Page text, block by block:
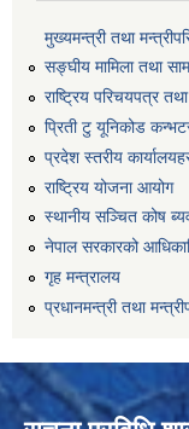
मुख्यमन्त्री तथा
सङ्‍घीय मामिला तथा
राष्ट्रिय परिचयपत्र
प्रिती टु यूनिकोड
प्रदेश स्तरीय
राष्ट्रिय योजना आयोग
स्थानीय सञ्चित कोष
नेपाल सरकारको
गृह मन्त्रालय
प्रधानमन्त्री तथा